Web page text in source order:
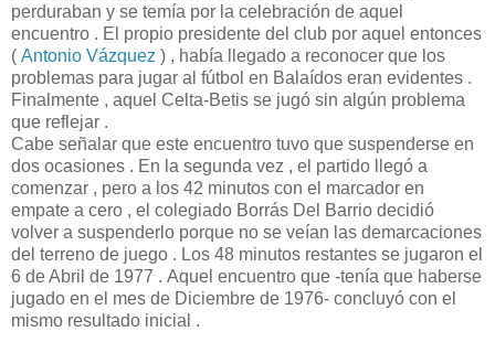
perduraban y se temía por la celebración de aquel
encuentro . El propio presidente del club por aquel entonces
( Antonio Vázquez ) , había llegado a reconocer que los
problemas para jugar al fútbol en Balaídos eran evidentes .
Finalmente , aquel Celta-Betis se jugó sin algún problema
que reflejar .
Cabe señalar que este encuentro tuvo que suspenderse en
dos ocasiones . En la segunda vez , el partido llegó a
comenzar , pero a los 42 minutos con el marcador en
empate a cero , el colegiado Borrás Del Barrio decidió
volver a suspenderlo porque no se veían las demarcaciones
del terreno de juego . Los 48 minutos restantes se jugaron el
6 de Abril de 1977 . Aquel encuentro que -tenía que haberse
jugado en el mes de Diciembre de 1976- concluyó con el
mismo resultado inicial .